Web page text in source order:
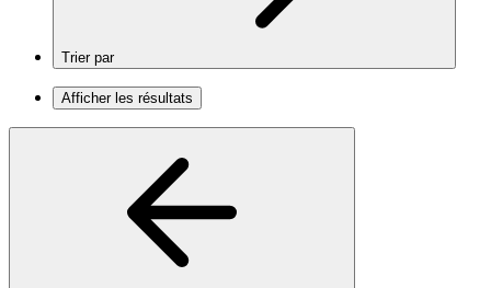
Trier par
Afficher les résultats